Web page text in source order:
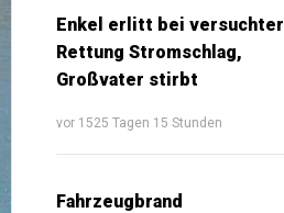
Enkel erlitt bei versuchter
Rettung Stromschlag,
Großvater stirbt
vor 1525 Tagen 15 Stunden
Fahrzeugbrand